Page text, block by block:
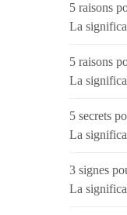
5 raisons
La
5 raisons
La
5 secrets
La
3 signes
La